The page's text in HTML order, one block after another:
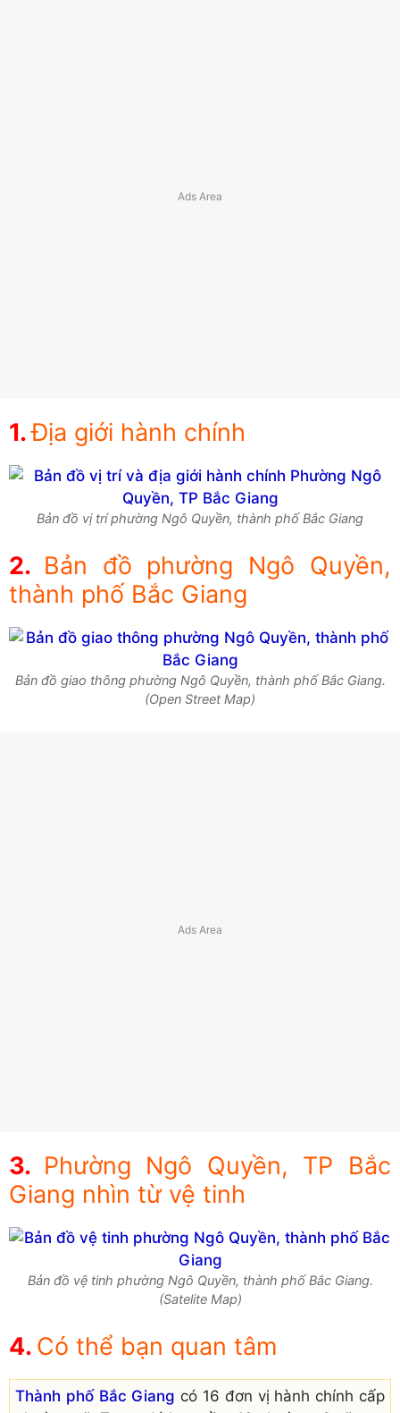
Địa giới hành chính
Bản đồ vị trí phường Ngô Quyền, thành phố Bắc Giang
Bản đồ phường Ngô Quyền,
thành phố Bắc Giang
Bản đồ giao thông phường Ngô Quyền, thành phố Bắc Giang.
(Open Street Map)
Phường Ngô Quyền, TP Bắc
Giang nhìn từ vệ tinh
Bản đồ vệ tinh phường Ngô Quyền, thành phố Bắc Giang.
(Satelite Map)
Có thể bạn quan tâm
Thành phố Bắc Giang có 16 đơn vị hành chính cấp